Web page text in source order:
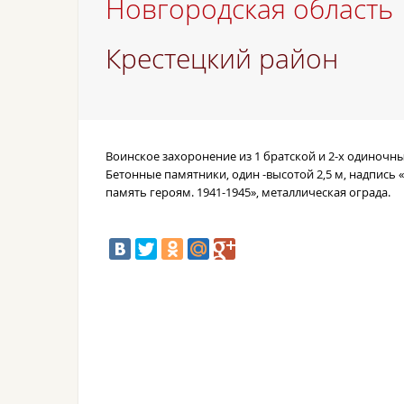
Новгородская область
Крестецкий район
Воинское захоронение из 1 братской и 2-х
Бетонные памятники, один -высотой2,5 м, надпись
память героям. 1941-1945», металлическая ограда.